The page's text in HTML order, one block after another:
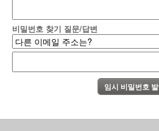
비밀번호 찾기 질문/답변